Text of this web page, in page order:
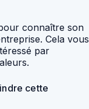
connaître son
Cela vous
par
cette